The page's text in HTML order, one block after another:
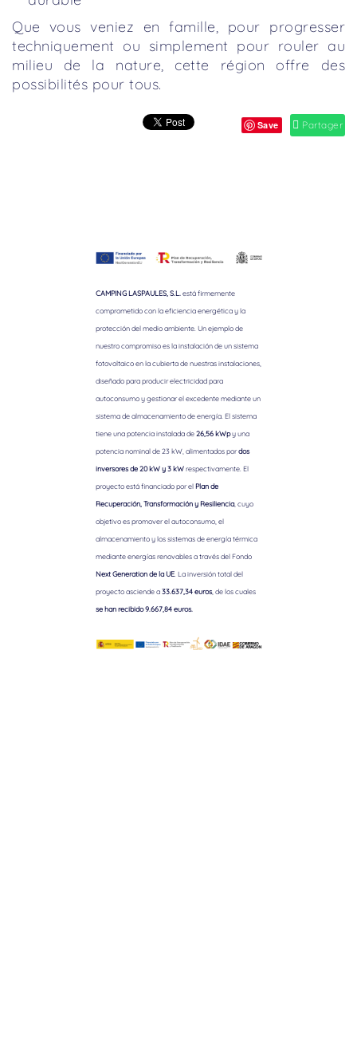
Que vous veniez en famille, pour progresser
techniquement ou simplement pour rouler au
milieu de la nature, cette région offre des
possibilités pour tous.
Save Partager
CAMPING LASPAULES, S.L.
está firmemente
comprometido con la eficiencia energética y la
protección del medio ambiente. Un ejemplo de
nuestro compromiso es la instalación de un sistema
fotovoltaico en la cubierta de nuestras instalaciones,
diseñado para producir electricidad para
autoconsumo y gestionar el excedente mediante un
sistema de almacenamiento de energía. El sistema
tiene una potencia instalada de26,56 kWpy una
potencia nominal de 23 kW, alimentados pordos
inversores de 20 kW y 3 kWrespectivamente. El
proyecto está financiado por elPlan de
Recuperación, Transformación y Resiliencia, cuyo
objetivo es promover el autoconsumo, el
almacenamiento y los sistemas de energía térmica
mediante energías renovables a través del Fondo
Next Generation de la UE. La inversión total del
proyecto asciende a33.637,34 euros, de los cuales
se han recibido 9.667,84 euros.